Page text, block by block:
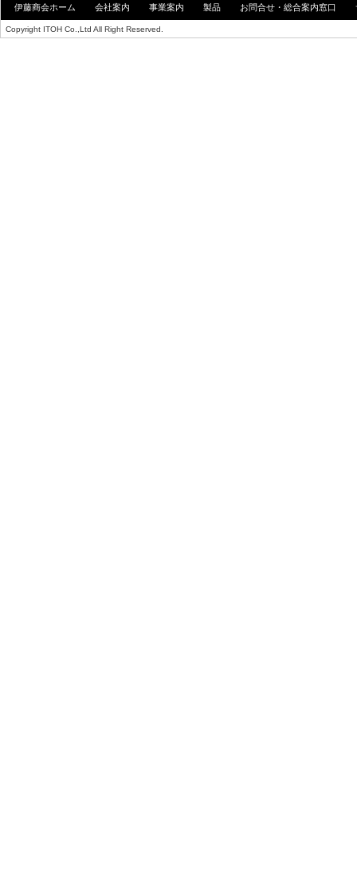
伊藤商会ホーム 会社案内 事業案内 製品 お問合せ・総合案内窓口
Copyright ITOH Co.,Ltd All Right Reserved.